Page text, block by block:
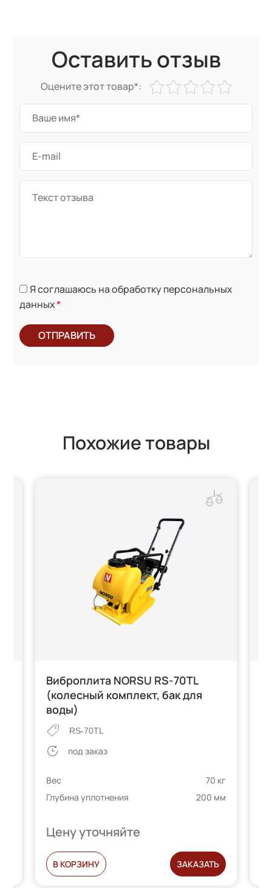
Оставить отзыв
Оцените этот товар*:
Я соглашаюсь на обработку персональных
данных*
ОТПРАВИТЬ
Похожие товары
Виброплита NORSU RS-70TL
(колесный комплект, бак для
воды)
RS-70TL
под заказ
Вес
70 кг
Глубина уплотнения
200 мм
Цену уточняйте
В КОРЗИНУ ЗАКАЗАТЬ